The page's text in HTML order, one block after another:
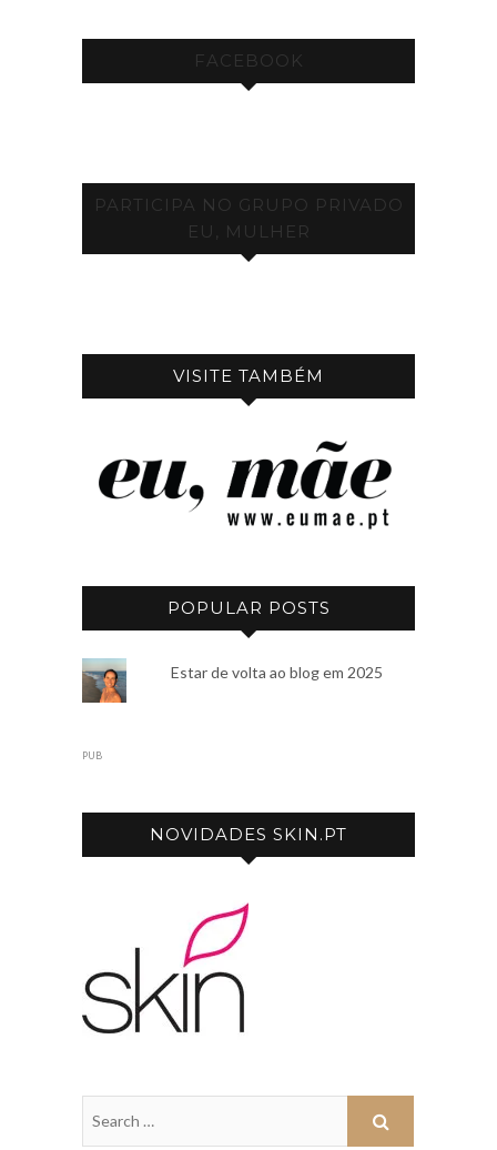
FACEBOOK
PARTICIPA NO GRUPO PRIVADO
EU, MULHER
VISITE TAMBÉM
POPULAR POSTS
Estar de volta ao blog em 2025
PUB
NOVIDADES SKIN.PT